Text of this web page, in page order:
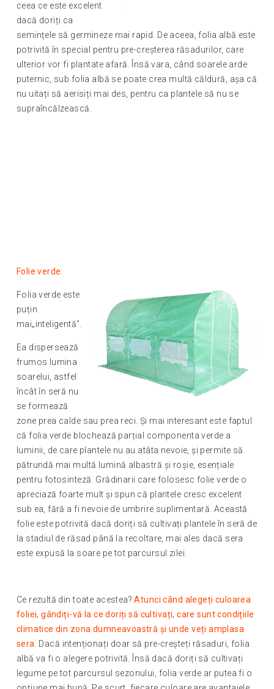
ceea ce este excelent
dacă doriți ca
semințele să germineze mai rapid. De aceea, folia albă este
potrivită în special pentru pre-creșterea răsadurilor, care
ulterior vor fi plantate afară. Însă vara, când soarele arde
puternic, sub folia albă se poate crea multă căldură, așa că
nu uitați să aerisiți mai des, pentru ca plantele să nu se
supraîncălzească.
Folie verde:
Folia verde este
puțin
mai„inteligentă".
Ea dispersează
frumos lumina
soarelui, astfel
încât în seră nu
se formează
zone prea calde sau prea reci. Și mai interesant este faptul
că folia verde blochează parțial componenta verde a
luminii, de care plantele nu au atâta nevoie, și permite să
pătrundă mai multă lumină albastră și roșie, esențiale
pentru fotosinteză. Grădinarii care folosesc folie verde o
apreciază foarte mult și spun că plantele cresc excelent
sub ea, fără a fi nevoie de umbrire suplimentară. Această
folie este potrivită dacă doriți să cultivați plantele în seră de
la stadiul de răsad până la recoltare, mai ales dacă sera
este expusă la soare pe tot parcursul zilei.
Ce rezultă din toate acestea?Atunci când alegeți culoarea
foliei, gândiți-vă la ce doriți să cultivați, care sunt condițiile
climatice din zona dumneavoastră și unde veți amplasa
sera. Dacă intenționați doar să pre-creșteți răsaduri, folia
albă va fi o alegere potrivită. Însă dacă doriți să cultivați
legume pe tot parcursul sezonului, folia verde ar putea fi o